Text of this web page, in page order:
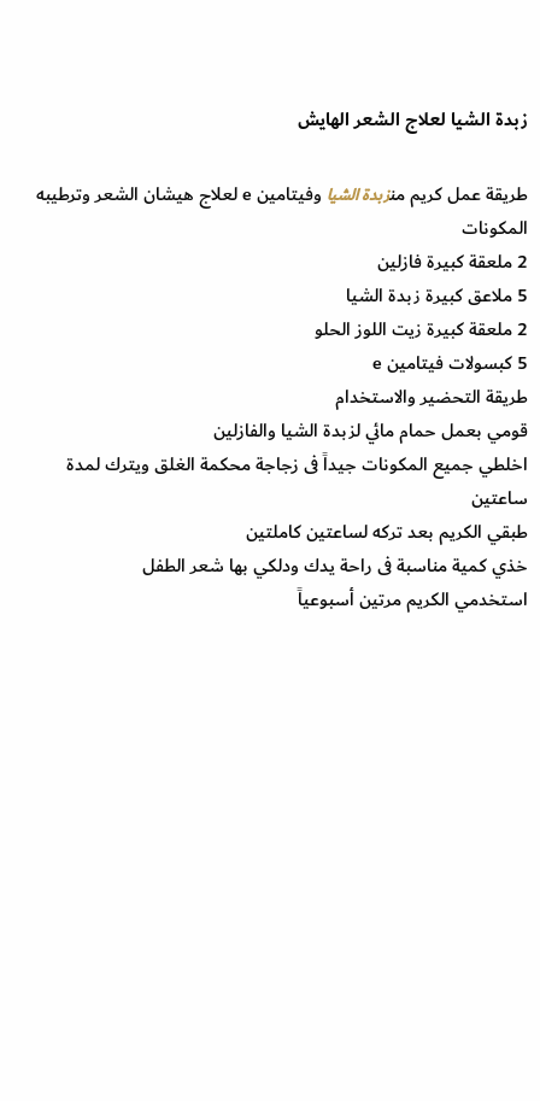
زبدة الشيا لعلاج الشعر الهايش
طريقة عمل كريم منزبدة الشيا وفيتامين e لعلاج هيشان الشعر وترطيبه
المكونات
2 ملعقة كبيرة فازلين
5 ملاعق كبيرة زبدة الشيا
2 ملعقة كبيرة زيت اللوز الحلو
5 كبسولات فيتامين e
طريقة التحضير والاستخدام
قومي بعمل حمام مائي لزبدة الشيا والفازلين
اخلطي جميع المكونات جيداً فى زجاجة محكمة الغلق ويترك لمدة
ساعتين
طبقي الكريم بعد تركه لساعتين كاملتين
خذي كمية مناسبة فى راحة يدك ودلكي بها شعر الطفل
استخدمي الكريم مرتين أسبوعياً